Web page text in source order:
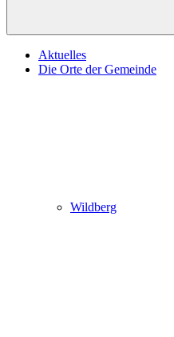
Aktuelles
Die Orte der Gemeinde
Wildberg